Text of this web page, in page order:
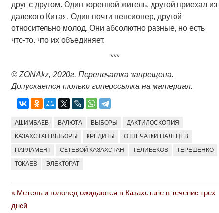
друг с другом. Один коренной житель, другой приехал из
далекого Китая. Один почти пенсионер, другой
относительно молод. Они абсолютно разные, но есть
что-то, что их объединяет.
***
© ZONAkz, 2020г. Перепечатка запрещена.
Допускается только гиперссылка на материал.
АШИМБАЕВ ВАЛЮТА ВЫБОРЫ ДАКТИЛОСКОПИЯ
КАЗАХСТАН ВЫБОРЫ КРЕДИТЫ ОТПЕЧАТКИ ПАЛЬЦЕВ
ПАРЛАМЕНТ СЕТЕВОЙ КАЗАХСТАН ТЕЛИБЕКОВ ТЕРЕЩЕНКО
ТОКАЕВ ЭЛЕКТОРАТ
Навигация
Previous
Post:
Метель и гололед ожидаются в Казахстане в течение трех
дней